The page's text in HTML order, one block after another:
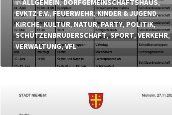
inALLGEMEIN,DORFGEMEINSCHAFTSHAUS,
EVKTZ E.V.,FEUERWEHR,KINDER & JUGEND,
KIRCHE,KULTUR,NATUR,PARTY,POLITIK,
SCHÜTZENBRUDERSCHAFT,SPORT,VERKEHR,
VERWALTUNG,VFL
erfahren